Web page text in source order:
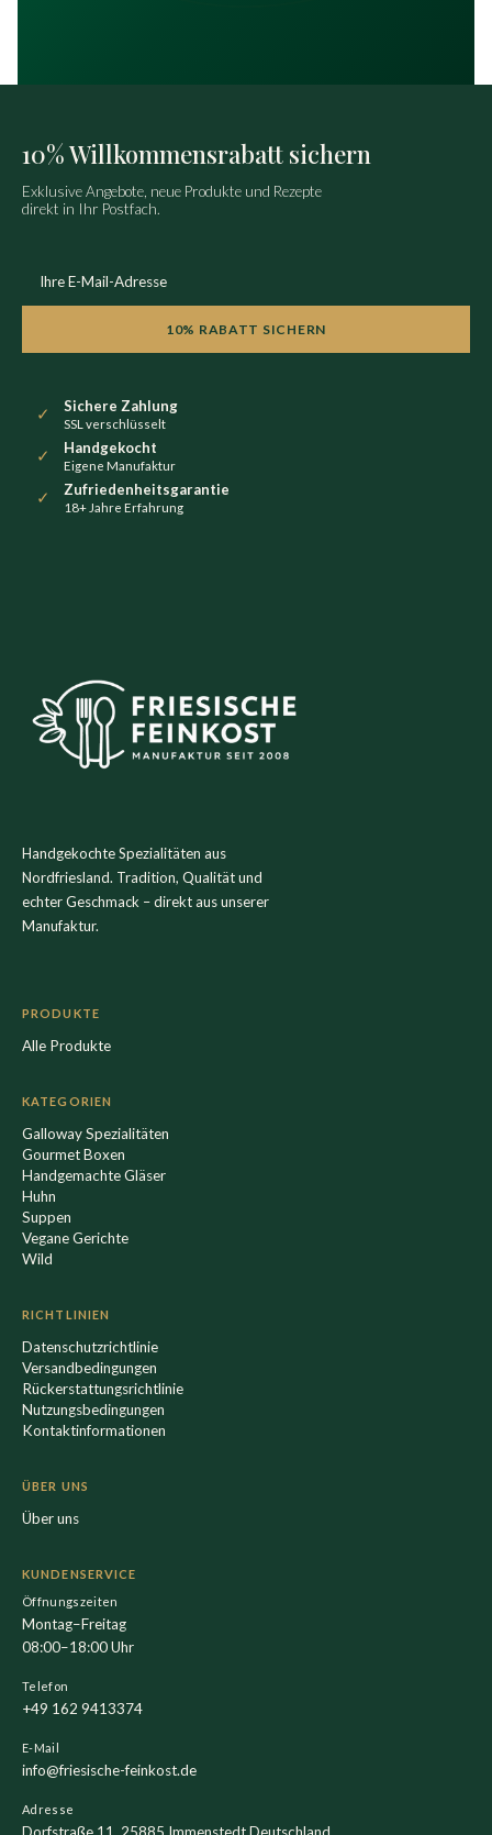
10% Willkommensrabatt sichern
Exklusive Angebote, neue Produkte und Rezepte
direkt in Ihr Postfach.
10% RABATT SICHERN
✓ Sichere Zahlung
SSL verschlüsselt
✓ Handgekocht
Eigene Manufaktur
✓ Zufriedenheitsgarantie
18+ Jahre Erfahrung
Handgekochte Spezialitäten aus
Nordfriesland. Tradition, Qualität und
echter Geschmack – direkt aus unserer
Manufaktur.
PRODUKTE
Alle Produkte
KATEGORIEN
Galloway Spezialitäten
Gourmet Boxen
Handgemachte Gläser
Huhn
Suppen
Vegane Gerichte
Wild
RICHTLINIEN
Datenschutzrichtlinie
Versandbedingungen
Rückerstattungsrichtlinie
Nutzungsbedingungen
Kontaktinformationen
ÜBER UNS
Über uns
KUNDENSERVICE
Öffnungszeiten
Montag–Freitag
08:00–18:00 Uhr
Telefon
+49 162 9413374
E-Mail
info@friesische-feinkost.de
Adresse
Dorfstraße 11, 25885 Immenstedt Deutschland